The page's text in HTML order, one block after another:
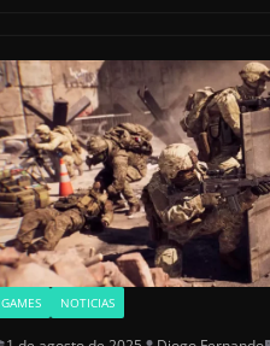
GAMES NOTICIAS